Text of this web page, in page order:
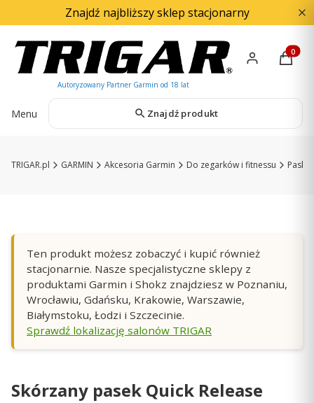
Znajdź najbliższy sklep stacjonarny
Menu Znajdź produkt
TRIGAR.pl GARMIN Akcesoria Garmin Do zegarków i fitnessu Paski
Ten produkt możesz zobaczyć i kupić również
stacjonarnie. Nasze specjalistyczne sklepy z
produktami Garmin i Shokz znajdziesz w Poznaniu,
Wrocławiu, Gdańsku, Krakowie, Warszawie,
Białymstoku, Łodzi i Szczecinie.
Sprawdź lokalizację salonów TRIGAR
Skórzany pasek Quick Release